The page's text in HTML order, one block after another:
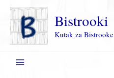
Пређи
садржај
Bistrooki
Kutak za Bistrooke